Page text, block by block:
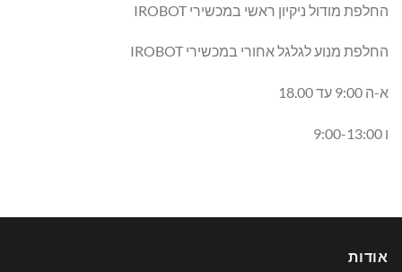
החלפת מודול ניקיון ראשי במכשירי IROBOT
החלפת מנוע לגלגל אחורי במכשירי IROBOT
א-ה 9:00 עד 18.00
ו 9:00-13:00
אודות